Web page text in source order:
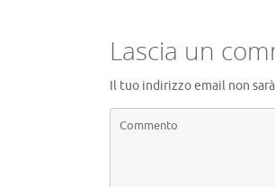
k
Lascia un
Il tuo indirizzo email non